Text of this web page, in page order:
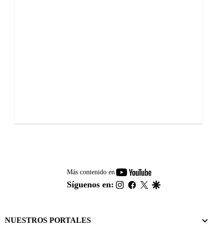
Más contenido en
youtube-
footer
Síguenos en: instagram
facebook
twitter
NUESTROS PORTALES